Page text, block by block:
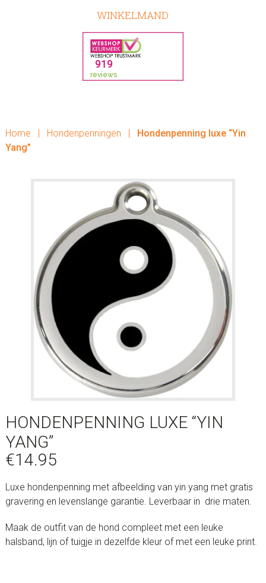
WINKELMAND
Home | Hondenpenningen |
Hondenpenning luxe “Yin
Yang”
HONDENPENNING LUXE “YIN
YANG”
€14.95
Luxe hondenpenning met afbeelding van yin yang met gratis
gravering en levenslange garantie. Leverbaar in drie maten.
Maak de outfit van de hond compleet met een leuke
halsband, lijn of tuigje in dezelfde kleur of met een leuke print.